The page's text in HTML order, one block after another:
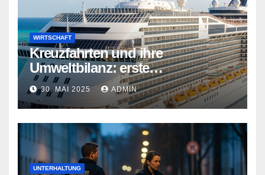
WIRTSCHAFT
Kreuzfahrten und ihre
Umweltbilanz: erste
Kreuzfahrtschiffe gehen neue
Wege
30. MAI 2025 ADMIN
UNTERHALTUNG